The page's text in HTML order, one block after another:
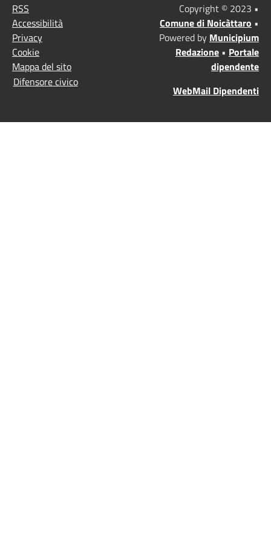
RSS
Accessibilità
Privacy
Cookie
Mappa del sito
Difensore civico
Copyright © 2023 •
Comune di Noicàttaro •
Powered by Municipium
Redazione • Portale
dipendente
WebMail Dipendenti